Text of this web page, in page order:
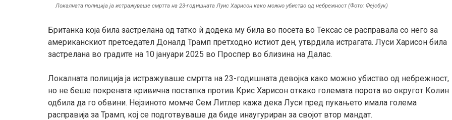
Локалната полиција ја истражуваше смртта на 23-годишната Луис Харисон како можно убиство од небрежност (Фото: Фејсбук)
Британка која била застрелана од татко ѝ додека му била во посета во Тексас се расправала со него за
американскиот претседател Доналд Трамп претходно истиот ден, утврдила истрагата. Луси Харисон била
застрелана во градите на 10 јануари 2025 во Проспер во близина на Далас.
Локалната полиција ја истражуваше смртта на 23-годишната девојка како можно убиство од небрежност,
но не беше покрената кривична постапка против Крис Харисон откако големата порота во округот Колин
одбила да го обвини. Нејзиното момче Сем Литлер кажа дека Луси пред пукањето имала голема
расправија за Трамп, кој се подготвуваше да биде инаугуриран за својот втор мандат.